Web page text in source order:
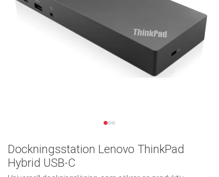
Dockningsstation Lenovo ThinkPad
Hybrid USB-C